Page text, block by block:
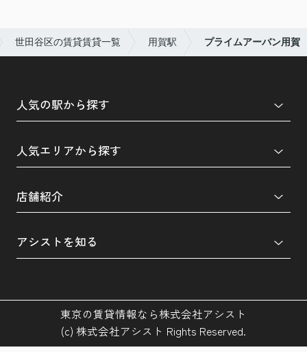
世田谷区の賃貸賃貸一覧 用賀駅 プライムアーバン用賀
人気の駅から探す
人気エリアから探す
店舗紹介
アシストを知る
東京の賃貸情報なら株式会社アシスト
(c) 株式会社アシスト Rights Reserved.